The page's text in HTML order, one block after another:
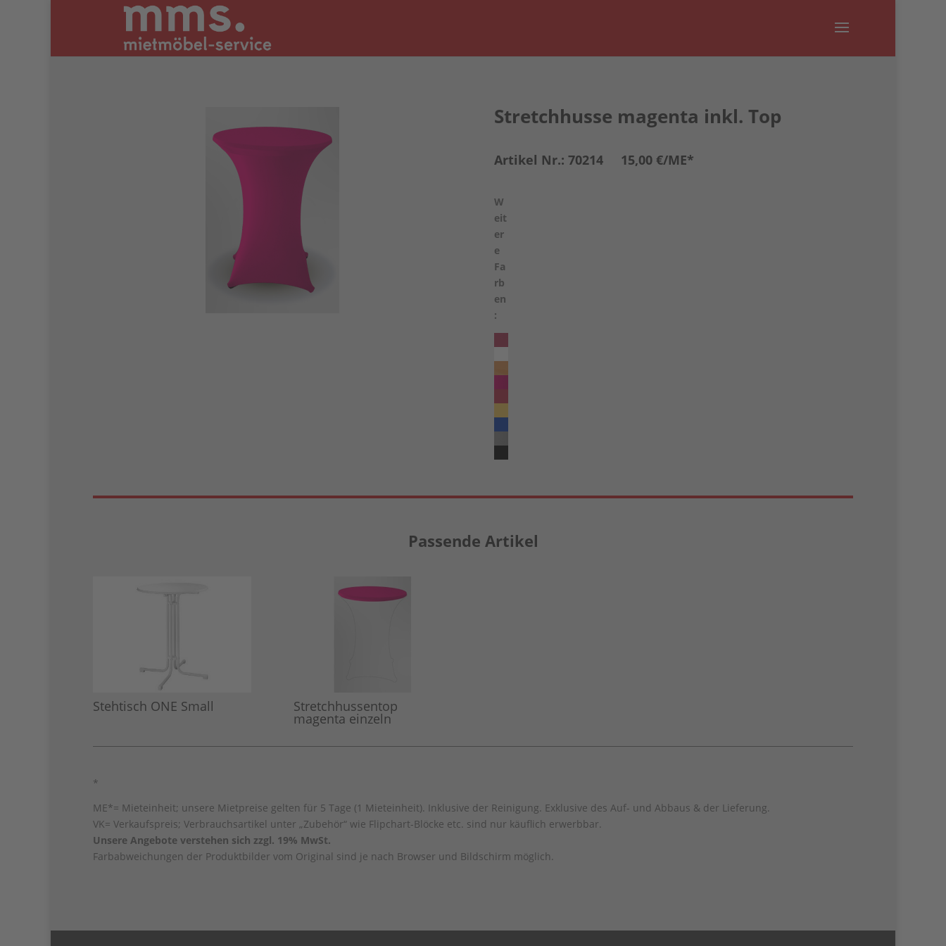
Stretchhusse magenta inkl. Top
Artikel Nr.: 70214 15,00 €/ME*
W
eit
er
e
Fa
rb
en
:
Passende Artikel
Stehtisch ONE Small Stretchhussentop
magenta einzeln
*
ME*= Mieteinheit; unsere Mietpreise gelten für 5 Tage (1 Mieteinheit). Inklusive der Reinigung. Exklusive des Auf- und Abbaus & der Lieferung.
VK= Verkaufspreis; Verbrauchsartikel unter „Zubehör“ wie Flipchart-Blöcke etc. sind nur käuflich erwerbbar.
Unsere Angebote verstehen sich zzgl. 19% MwSt.
Farbabweichungen der Produktbilder vom Original sind je nach Browser und Bildschirm möglich.